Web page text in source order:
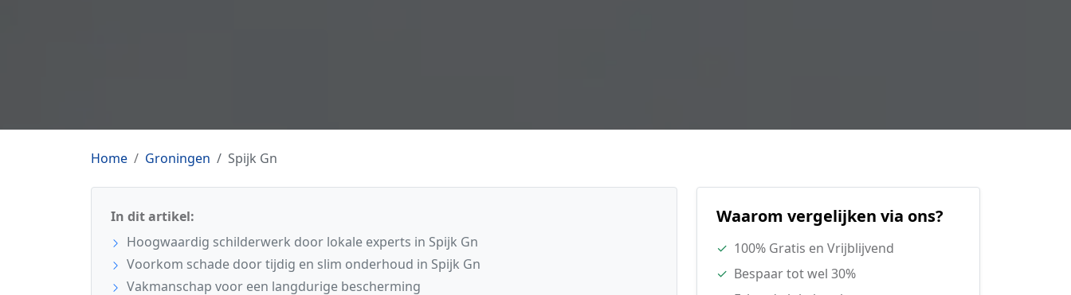
Home Groningen Spijk Gn
In dit artikel:
Hoogwaardig schilderwerk door lokale experts in Spijk Gn
Voorkom schade door tijdig en slim onderhoud in Spijk Gn
Vakmanschap voor een langdurige bescherming
Waarom vergelijken via ons?
✓ 100% Gratis en Vrijblijvend
✓ Bespaar tot wel 30%